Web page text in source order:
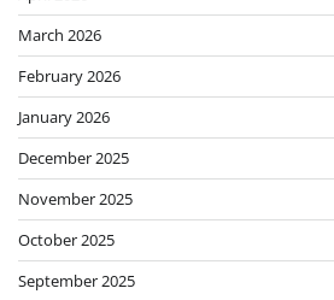
March 2026
February 2026
January 2026
December 2025
November 2025
October 2025
September 2025